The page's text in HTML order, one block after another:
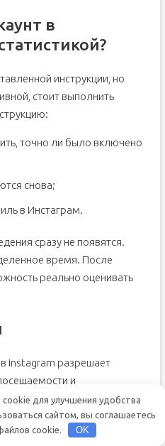
в
инструкции, но
стоит выполнить
точно ли было включено
снова;
в Инстаграм.
сразу не появятся.
время. После
реально оценивать
instagram разрешает
и
Можно определить, какие
принесло прибыль в
развивать и
для улучшения удобства
сайтом, вы соглашаетесь
cookie.
OK